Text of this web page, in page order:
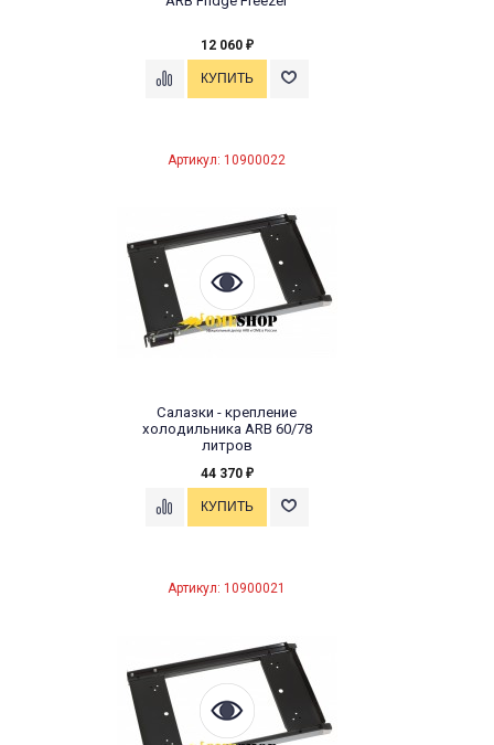
12 060 ₽
Артикул: 10900022
Салазки - крепление
холодильника ARB 60/78
литров
44 370 ₽
Артикул: 10900021